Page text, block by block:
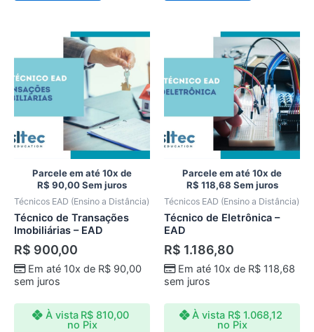
Parcele em até 10x de
R$ 90,00Sem juros
Técnicos EAD (Ensino a Distância)
Técnico de Transações
Imobiliárias – EAD
R$ 900,00
Em até 10x de R$90,00
sem juros
À vista R$ 810,00
no Pix
Parcele em até 10x de
R$ 118,68 Sem juros
Técnicos EAD (Ensino a Distância)
Técnico de Eletrônica –
EAD
R$ 1.186,80
Em até 10x de R$118,68
sem juros
À vista R$1.068,12
no Pix